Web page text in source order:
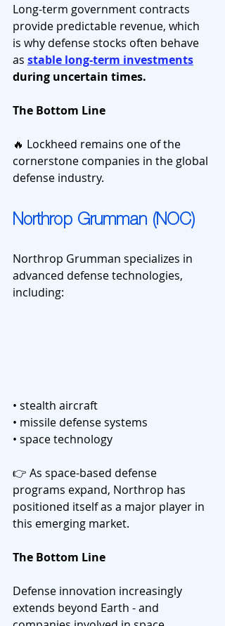
Long-term government contracts
provide predictable revenue, which
is why defense stocks often behave
as stable long-term investments
during uncertain times.
The Bottom Line
🔥 Lockheed remains one of the
cornerstone companies in the global
defense industry.
Northrop Grumman (NOC)
Northrop Grumman specializes in
advanced defense technologies,
including:
• stealth aircraft
• missile defense systems
• space technology
👉 As space-based defense
programs expand, Northrop has
positioned itself as a major player in
this emerging market.
The Bottom Line
Defense innovation increasingly
extends beyond Earth - and